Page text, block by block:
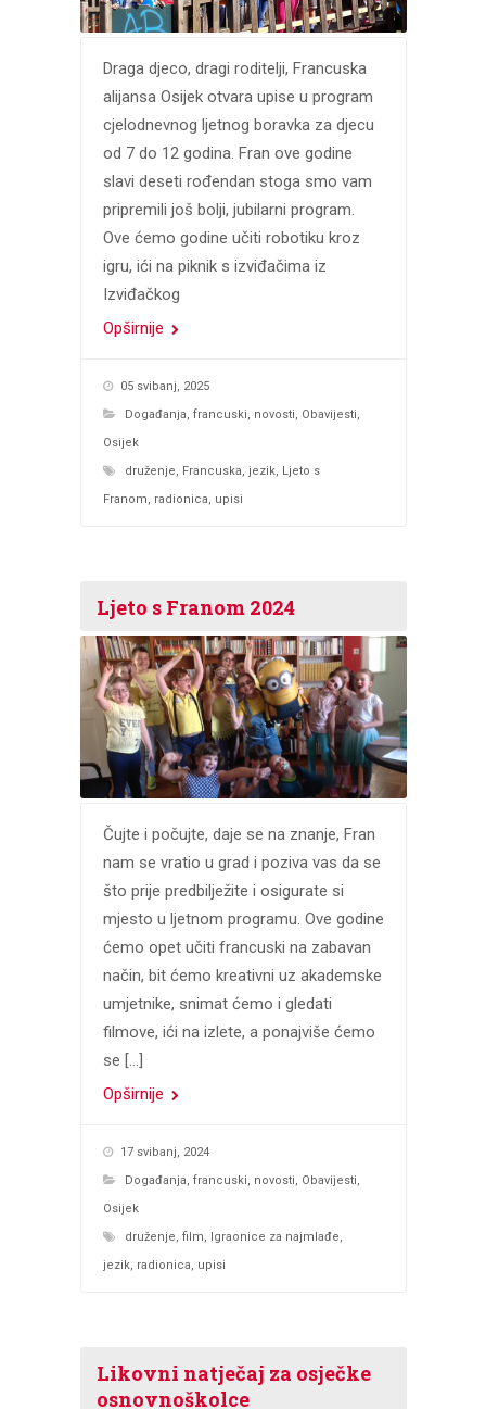
Draga djeco, dragi roditelji, Francuska
alijansa Osijek otvara upise u program
cjelodnevnog ljetnog boravka za djecu
od 7 do 12 godina. Fran ove godine
slavi deseti rođendan stoga smo vam
pripremili još bolji, jubilarni program.
Ove ćemo godine učiti robotiku kroz
igru, ići na piknik s izviđačima iz
Izviđačkog
Opširnije
05 svibanj, 2025
Događanja, francuski, novosti, Obavijesti,
Osijek
druženje, Francuska, jezik, Ljeto s
Franom, radionica, upisi
Ljeto s Franom 2024
Čujte i počujte, daje se na znanje, Fran
nam se vratio u grad i poziva vas da se
što prije predbilježite i osigurate si
mjesto u ljetnom programu. Ove godine
ćemo opet učiti francuski na zabavan
način, bit ćemo kreativni uz akademske
umjetnike, snimat ćemo i gledati
filmove, ići na izlete, a ponajviše ćemo
se […]
Opširnije
17 svibanj, 2024
Događanja, francuski, novosti, Obavijesti,
Osijek
druženje, film, Igraonice za najmlađe,
jezik, radionica, upisi
Likovni natječaj za osječke
osnovnoškolce